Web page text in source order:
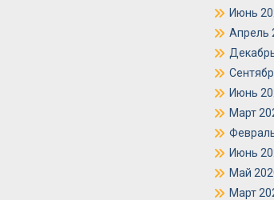
Июнь
Апрель
Июнь
Март
Июнь
Май
Март